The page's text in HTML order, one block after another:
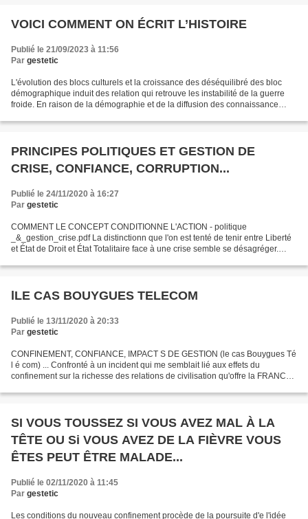
VOICI COMMENT ON ÉCRIT L’HISTOIRE
Publié le 21/09/2023 à 11:56
Par gestetic
L'évolution des blocs culturels et la croissance des déséquilibré des bloc
démographique induit des relation qui retrouve les instabilité de la guerre
froide. En raison de la démographie et de la diffusion des connaissance
PRINCIPES POLITIQUES ET GESTION DE
CRISE, CONFIANCE, CORRUPTION...
Publié le 24/11/2020 à 16:27
Par gestetic
COMMENT LE CONCEPT CONDITIONNE L'ACTION - politique
_&_gestion_crise.pdf La distinctionn que l'on est tenté de tenir entre Liberté
et État de Droit et État Totalitaire face à une crise semble se désagréger.
lLE CAS BOUYGUES TELECOM
Publié le 13/11/2020 à 20:33
Par gestetic
CONFINEMENT, CONFIANCE, IMPACT S DE GESTION (le cas Bouygues Té
l é com) ... Confronté à un incident qui me semblait lié aux effets du
confinement sur la richesse des relations de civilisation qu'offre la FRANCE
SI VOUS TOUSSEZ SI VOUS AVEZ MAL À LA
TÊTE OU Si VOUS AVEZ DE LA FIÈVRE VOUS
ÊTES PEUT ÊTRE MALADE...
Publié le 02/11/2020 à 11:45
Par gestetic
Les conditions du nouveau confinement procède de la poursuite d'e l'idée